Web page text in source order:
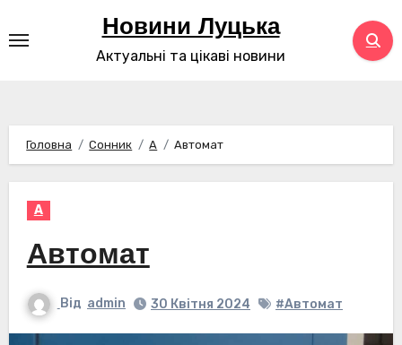
до
Новини Луцька
Актуальні та цікаві новини
Головна Сонник А Автомат
А
Автомат
Від admin 30 Квітня 2024 #Автомат